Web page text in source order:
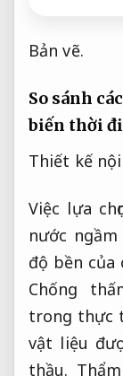
Bản vẽ.
So sánh
biến thời
Thiết kế
Việc lựa
nước
độ bền của
Chống
trong thực
vật liệu
thầu.